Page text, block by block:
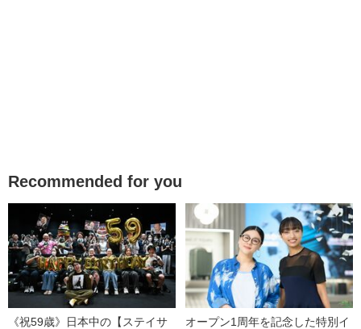
Recommended for you
《祝59歳》日本中の【ステイサ
オープン1周年を記念した特別イ